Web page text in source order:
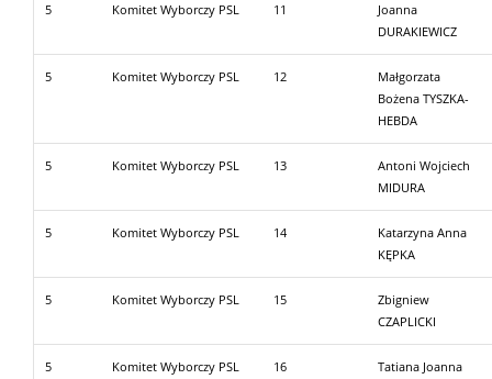
5 Komitet Wyborczy PSL 11
Joanna
DURAKIEWICZ
5 Komitet Wyborczy PSL 12
Małgorzata
Bożena TYSZKA-
HEBDA
5 Komitet Wyborczy PSL 13
Antoni Wojciech
MIDURA
5 Komitet Wyborczy PSL 14
Katarzyna Anna
KĘPKA
5 Komitet Wyborczy PSL 15
Zbigniew
CZAPLICKI
5 Komitet Wyborczy PSL 16
Tatiana Joanna